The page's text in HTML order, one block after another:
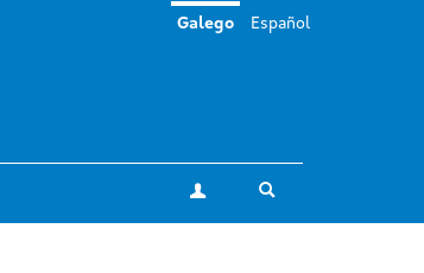
A miña conta
Galego Español